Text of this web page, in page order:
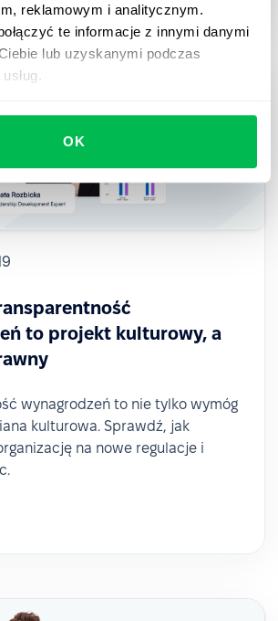
reklamowym i analitycznym.
te informacje z innymi danymi
lub uzyskanymi podczas
OK
to projekt kulturowy, a
wynagrodzeń to nie tylko wymóg
kulturowa. Sprawdź, jak
na nowe regulacje i